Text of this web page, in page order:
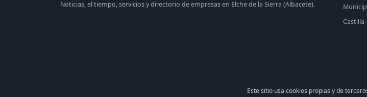
Noticias, el tiempo, servicios y directorio de empresas en Elche de la Sierra (Albacete).
© 2026 Periódico de Elche de la
Este sitio usa cookies propias y de